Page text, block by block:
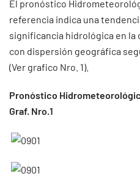
El pronóstico
referencia indica una
significancia hidrológica en la
con dispersión geográfica
(Ver grafico Nro. 1).
Pronóstico
Graf. Nro.1